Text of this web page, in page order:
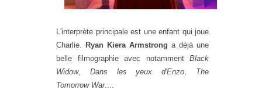
L'interprète principale est une enfant qui joue
Charlie. Ryan Kiera Armstrong a déjà une
belle filmographie avec notamment Black
Widow, Dans les yeux d'Enzo
The
Tomorrow War....